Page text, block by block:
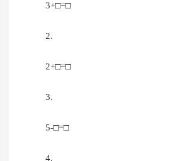
3+□=□
2.
2+□=□
3.
5-□=□
4.